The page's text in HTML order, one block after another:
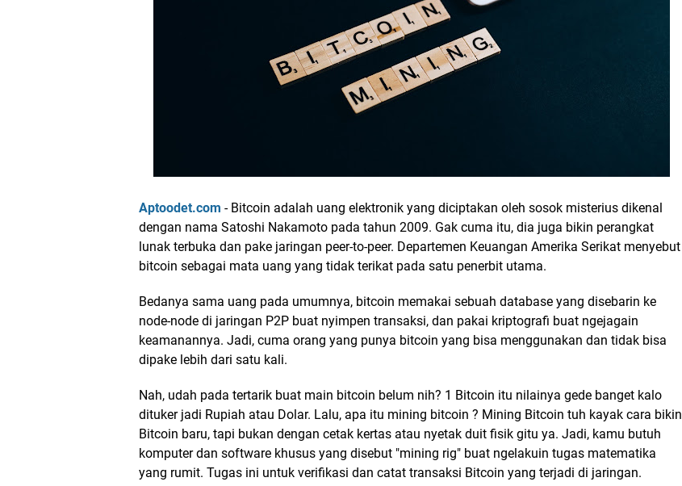
Aptoodet.com - Bitcoin adalah uang elektronik yang diciptakan oleh sosok misterius dikenal
dengan nama Satoshi Nakamoto pada tahun 2009. Gak cuma itu, dia juga bikin perangkat
lunak terbuka dan pake jaringan peer-to-peer. Departemen Keuangan Amerika Serikat menyebut
bitcoin sebagai mata uang yang tidak terikat pada satu penerbit utama.
Bedanya sama uang pada umumnya, bitcoin memakai sebuah database yang disebarin ke
node-node di jaringan P2P buat nyimpen transaksi, dan pakai kriptografi buat ngejagain
keamanannya. Jadi, cuma orang yang punya bitcoin yang bisa menggunakan dan tidak bisa
dipake lebih dari satu kali.
Nah, udah pada tertarik buat main bitcoin belum nih? 1 Bitcoin itu nilainya gede banget kalo
dituker jadi Rupiah atau Dolar. Lalu, apa itu mining bitcoin ? Mining Bitcoin tuh kayak cara bikin
Bitcoin baru, tapi bukan dengan cetak kertas atau nyetak duit fisik gitu ya. Jadi, kamu butuh
komputer dan software khusus yang disebut "mining rig" buat ngelakuin tugas matematika
yang rumit. Tugas ini untuk verifikasi dan catat transaksi Bitcoin yang terjadi di jaringan.